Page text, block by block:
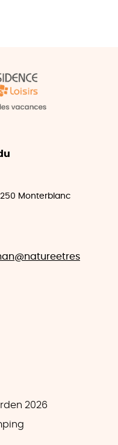
Monterblanc
2026